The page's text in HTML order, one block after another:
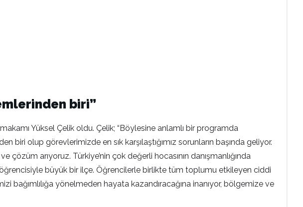
biri”
Yüksel Çelik oldu. Çelik; “Böylesine anlamlı bir programda
olup görevlerimizde en sık karşılaştığımız sorunların başında geliyor.
arıyoruz. Türkiye’nin çok değerli hocasının danışmanlığında
büyük bir ilçe. Öğrencilerle birlikte tüm toplumu etkileyen ciddi
bağımlılığa yönelmeden hayata kazandıracağına inanıyor, bölgemize ve